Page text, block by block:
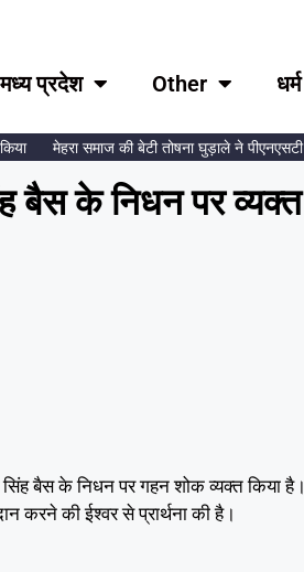
मध्य प्रदेश Other धर्म
मेहरा समाज की बेटी तोषना घुड़ाले ने पीएनएसटी
बैस के निधन पर व्यक्त
सिंह बैस के निधन पर गहन शोक व्यक्त किया है।
करने की ईश्वर से प्रार्थना की है।